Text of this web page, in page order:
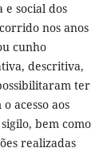
social dos
nos anos
cunho
descritiva,
ter
acesso aos
bem como
realizadas